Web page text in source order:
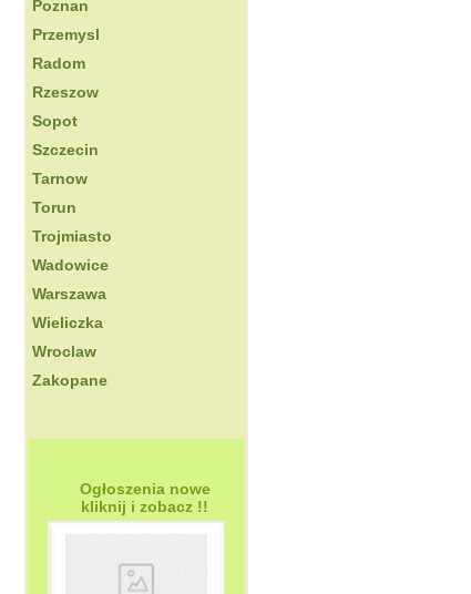
Poznan
Przemysl
Radom
Rzeszow
Sopot
Szczecin
Tarnow
Torun
Trojmiasto
Wadowice
Warszawa
Wieliczka
Wroclaw
Zakopane
Ogłoszenia nowe
kliknij i zobacz !!